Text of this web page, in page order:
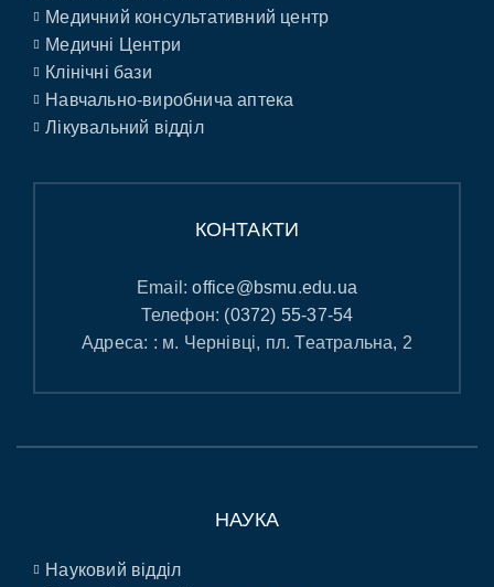
Медичний консультативний центр
Медичні Центри
Клінічні бази
Навчально-виробнича аптека
Лікувальний відділ
КОНТАКТИ
Email:office@bsmu.edu.ua
Телефон: (0372) 55-37-54
Адреса: : м. Чернівці, пл. Театральна, 2
НАУКА
Науковий відділ